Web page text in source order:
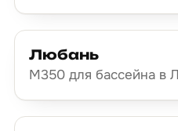
Любань
М350 для бассейна в